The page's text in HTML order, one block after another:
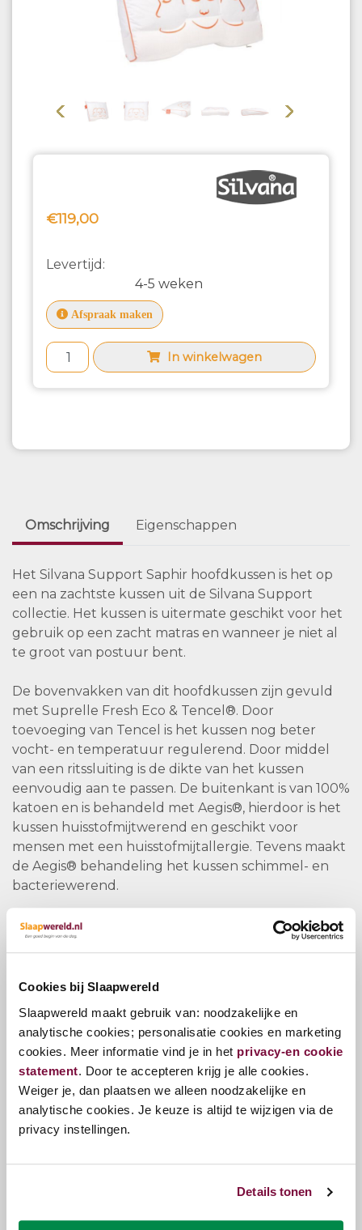
Cookies bij Slaapwereld
Slaapwereld maakt gebruik van: noodzakelijke en
analytische cookies; personalisatie cookies en marketing
cookies. Meer informatie vind je in het privacy-en cookie
statement. Door te accepteren krijg je alle cookies.
Weiger je, dan plaatsen we alleen noodzakelijke en
analytische cookies. Je keuze is altijd te wijzigen via de
privacy instellingen.
Details tonen
Vorige Volgende
€119,00
Levertijd:
4-5 weken
Afspraak maken
In winkelwagen
Omschrijving Eigenschappen
Het Silvana Support Saphir hoofdkussen is het op
een na zachtste kussen uit de Silvana Support
collectie. Het kussen is uitermate geschikt voor het
gebruik op een zacht matras en wanneer je niet al
te groot van postuur bent.
De bovenvakken van dit hoofdkussen zijn gevuld
met Suprelle Fresh Eco & Tencel®. Door
toevoeging van Tencel is het kussen nog beter
vocht- en temperatuur regulerend. Door middel
van een ritssluiting is de dikte van het kussen
eenvoudig aan te passen. De buitenkant is van 100%
katoen en is behandeld met Aegis®, hierdoor is het
kussen huisstofmijtwerend en geschikt voor
mensen met een huisstofmijtallergie. Tevens maakt
de Aegis® behandeling het kussen schimmel- en
bacteriewerend.
De neksteun van dit hoofdkussen is gemaakt van
extra zachte Vita Talalay latex. Deze hoogwaardige
latex. Bovendien draagt de schoudercontour bij aan
kussen.
Het Silvana Support Saphir hoofdkussen is wasbaar
op 60 graden celcius, verwijder wel voor het wassen
eerst de neksteun.